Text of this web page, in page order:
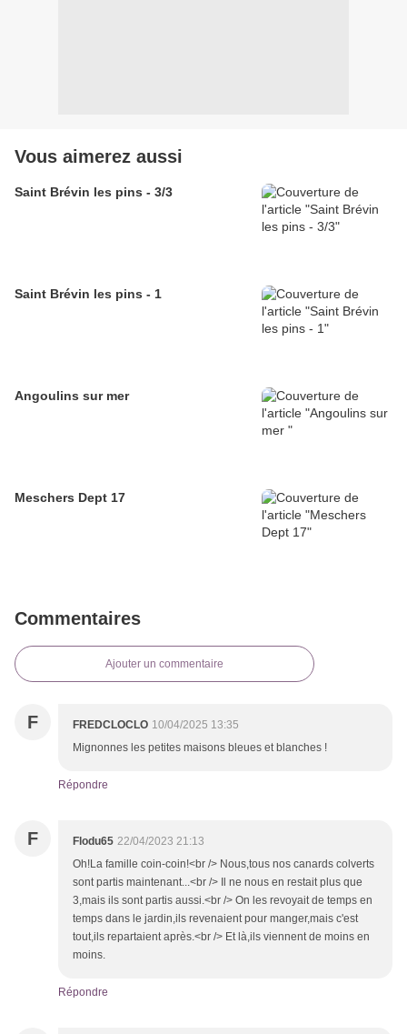
Vous aimerez aussi
Saint Brévin les pins - 3/3
Saint Brévin les pins - 1
Angoulins sur mer
Meschers Dept 17
Commentaires
Ajouter un commentaire
F FREDCLOCLO 10/04/2025 13:35
Mignonnes les petites maisons bleues et blanches !
Répondre
F Flodu65 22/04/2023 21:13
Oh!La famille coin-coin!<br /> Nous,tous nos canards colverts
sont partis maintenant...<br /> Il ne nous en restait plus que
3,mais ils sont partis aussi.<br /> On les revoyait de temps en
temps dans le jardin,ils revenaient pour manger,mais c'est
tout,ils repartaient après.<br /> Et là,ils viennent de moins en
moins.
Répondre